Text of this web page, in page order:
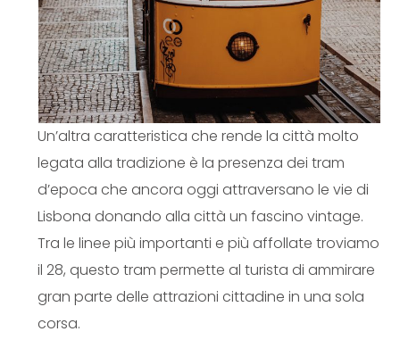
Un’altra caratteristica che rende la città molto
legata alla tradizione è la presenza dei tram
d’epoca che ancora oggi attraversano le vie di
Lisbona donando alla città un fascino vintage.
Tra le linee più importanti e più affollate troviamo
il 28, questo tram permette al turista di ammirare
gran parte delle attrazioni cittadine in una sola
corsa.